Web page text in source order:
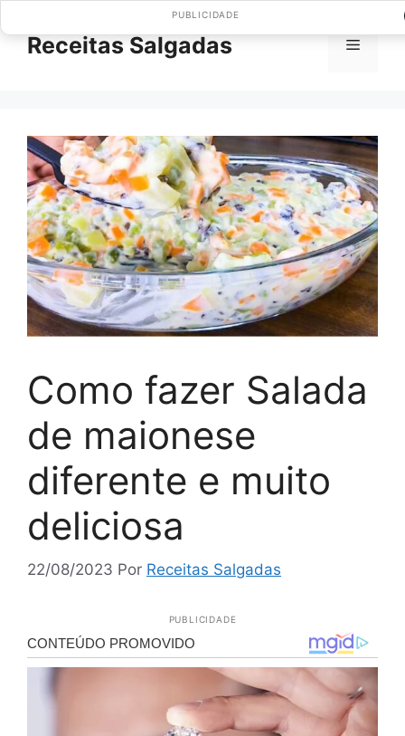
paraReceitas Salgadas Menu
Como fazer Salada
de maionese
diferente e muito
deliciosa
22/08/2023 Por Receitas Salgadas
PUBLICIDADE
PUBLICIDADE